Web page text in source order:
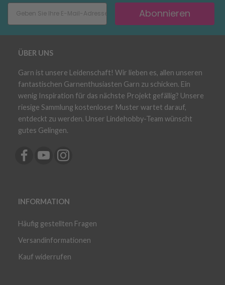
Abonnieren
ÜBER UNS
Garn ist unsere Leidenschaft! Wir lieben es, allen unseren
fantastischen Garnenthusiasten Garn zu schicken. Ein
wenig Inspiration für das nächste Projekt gefällig? Unsere
riesige Sammlung kostenloser Muster wartet darauf,
entdeckt zu werden. Unser Lindehobby-Team wünscht
gutes Gelingen.
INFORMATION
Häufig gestellten Fragen
Versandinformationen
Kauf widerrufen